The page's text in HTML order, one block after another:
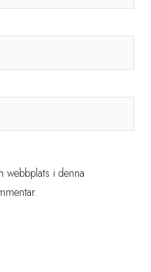
webbplats i denna